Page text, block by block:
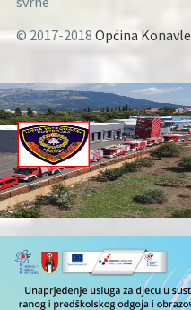
© 2017-2018 Općina Konavle